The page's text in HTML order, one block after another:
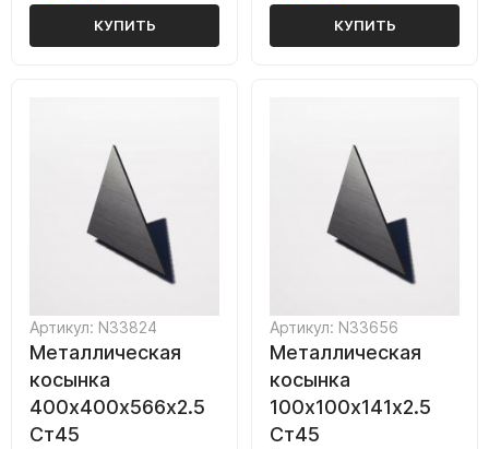
КУПИТЬ КУПИТЬ
Артикул: N33824
Металлическая
косынка
400х400х566х2.5
Ст45
Артикул: N33656
Металлическая
косынка
100х100х141х2.5
Ст45